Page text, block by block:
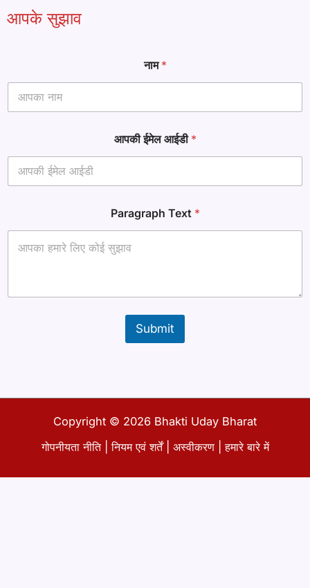
आपके सुझाव
नाम*
आपकी ईमेल आईडी *
प
की
मे
Paragraph Text *
Submit
Copyright © 2026 Bhakti Uday Bharat
गोपनीयता नीति|नियम एवं शर्तें| अस्वीकरण |हमारे बारे में